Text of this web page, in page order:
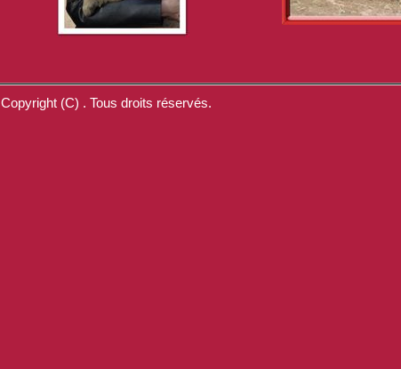
Copyright (C) . Tous droits réservés.